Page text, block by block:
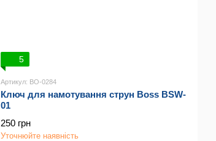
5
Артикул: BO-0284
Ключ для намотування струн Boss BSW-
01
250 грн
Уточнюйте наявність